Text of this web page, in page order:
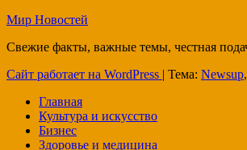
Мир Новостей
Свежие факты, важные темы, честная
Сайт работает на WordPress | Тема: Newsup
Главная
Культура и искусство
Бизнес
Здоровье и медицина